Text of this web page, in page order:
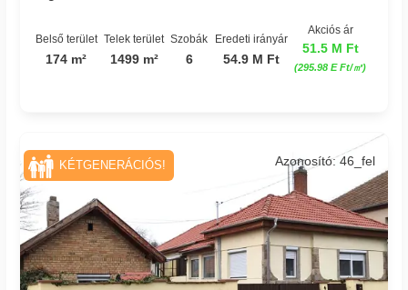
Belső terület
174 m²
Telek terület
1499 m²
Szobák
6
Eredeti irányár
54.9 M Ft
Akciós ár
51.5 M Ft
(295.98 E Ft/㎡)
Azonosító: 46_fel
KÉTGENERÁCIÓS!